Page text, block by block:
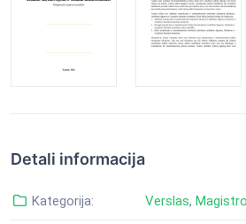
Detali informacija
Kategorija: Verslas,